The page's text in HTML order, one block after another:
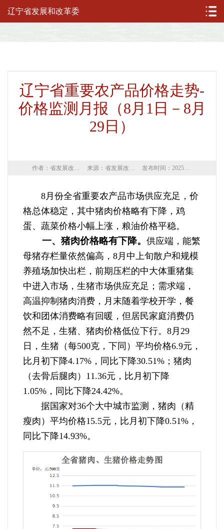
辽宁省发展和改革委
辽宁省重要农产品价格走势-
价格监测月报（8月1日－8月
29日）
作者：省发展改革委 来源：省发展改革委 发布时间：2025年09月02日
8月份全省重要农产品市场供应充足，价
格总体稳定，其中猪肉价格略有下降，鸡
蛋、蔬菜价格小幅上涨，粮油价格平稳。
一、猪肉价格略有下降。 供应端，能繁
母猪存栏量依然偏高，8月中上旬散户和规模
养殖场加快出栏，前期压栏的中大体重猪集
中进入市场，生猪市场供应充足；需求端，
高温抑制猪肉消费，月末随着学校开学，餐
饮和团体消费略有回暖，但居民家庭消费仍
然不足，生猪、猪肉价格低位下行。8月29
日，生猪（每500克，下同）平均价格6.9元，
比月初下降4.17%，同比下降30.51%；猪肉
（去骨后腿肉）11.36元，比月初下降
1.05%，同比下降24.42%。
据国家对36个大中城市监测，猪肉（精
瘦肉）平均价格15.5元，比月初下降0.51%，
同比下降14.93%。